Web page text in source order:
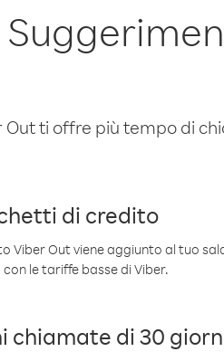
Out ti offre più tempo di
di credito
Viber Out viene aggiunto al tuo
le tariffe basse di Viber.
chiamate di 30